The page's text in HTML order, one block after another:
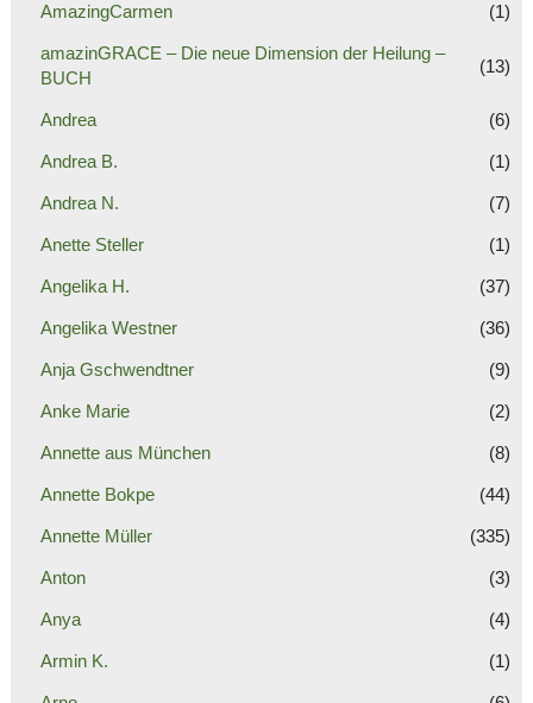
AmazingCarmen (1)
amazinGRACE – Die neue Dimension der Heilung –
BUCH
(13)
Andrea (6)
Andrea B. (1)
Andrea N. (7)
Anette Steller (1)
Angelika H. (37)
Angelika Westner (36)
Anja Gschwendtner (9)
Anke Marie (2)
Annette aus München (8)
Annette Bokpe (44)
Annette Müller (335)
Anton (3)
Anya (4)
Armin K. (1)